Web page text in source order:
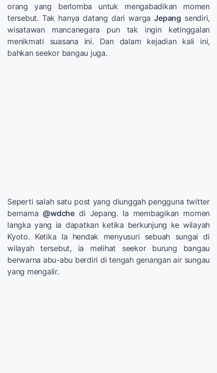
orang yang berlomba untuk mengabadikan momen
tersebut. Tak hanya datang dari wargaJepang sendiri,
wisatawan mancanegara pun tak ingin ketinggalan
menikmati suasana ini. Dan dalam kejadian kali ini,
bahkan seekor bangau juga.
Seperti salah satu post yang diunggah pengguna twitter
bernama @wdchedi Jepang. Ia membagikan momen
langka yang ia dapatkan ketika berkunjung ke wilayah
Kyoto. Ketika Ia hendak menyusuri sebuah sungai di
wilayah tersebut, ia melihat seekor burung bangau
berwarna abu-abu berdiri di tengah genangan air sungau
yang mengalir.